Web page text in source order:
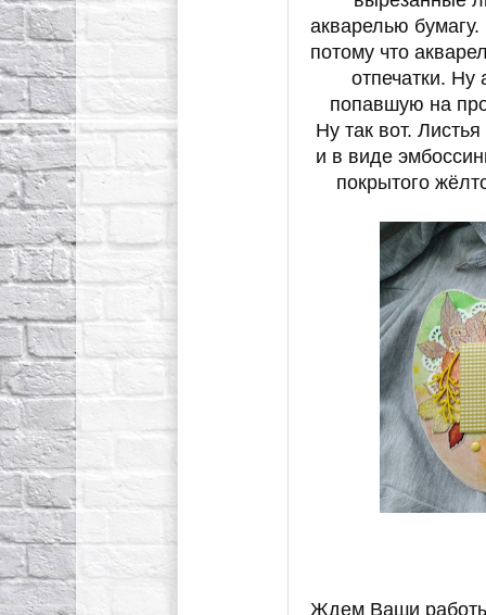
акварелью
потому что
отпечатки.
попавшую на
Ну так вот.
и в виде
покрытого
Ждем Ваши